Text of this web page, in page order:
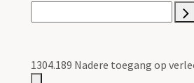
1304.189 Nadere toegang op